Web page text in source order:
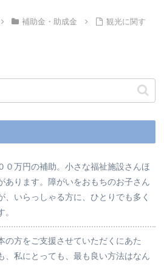
補助金・助成金
観光に関す
０万円の補助。小さな福祉施設さんほ
あります。障がいをおもちのお子さん
、いらっしゃる方に、ひとりでも多く
の方をご支援させていただくにあた
、私にとっても、最も良い方法はなん